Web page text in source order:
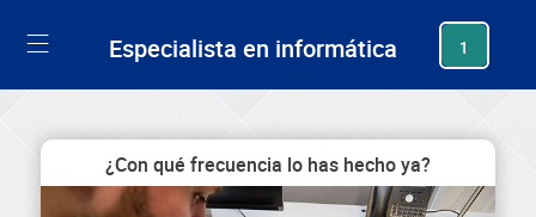
Especialista en informática 1
¿Con qué frecuencia lo has hecho ya?